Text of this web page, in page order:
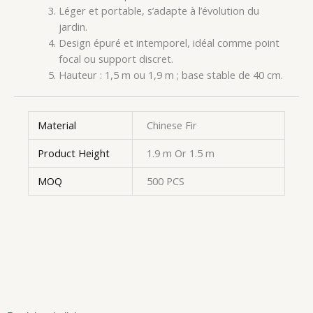
Léger et portable, s’adapte à l’évolution du
jardin.
Design épuré et intemporel, idéal comme point
focal ou support discret.
Hauteur : 1,5 m ou 1,9 m ; base stable de 40 cm.
Material
Chinese Fir
Product Height
1.9 m Or 1.5 m
MOQ
500 PCS